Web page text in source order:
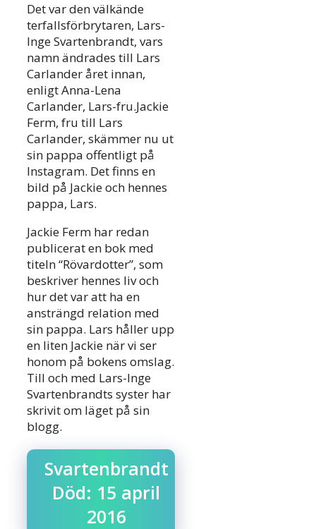
Det var den välkände
terfallsförbrytaren, Lars-
Inge Svartenbrandt, vars
namn ändrades till Lars
Carlander året innan,
enligt Anna-Lena
Carlander, Lars-fru.Jackie
Ferm, fru till Lars
Carlander, skämmer nu ut
sin pappa offentligt på
Instagram. Det finns en
bild på Jackie och hennes
pappa, Lars.
Jackie Ferm har redan
publicerat en bok med
titeln “Rövardotter”, som
beskriver hennes liv och
hur det var att ha en
ansträngd relation med
sin pappa. Lars håller upp
en liten Jackie när vi ser
honom på bokens omslag.
Till och med Lars-Inge
Svartenbrandts syster har
skrivit om läget på sin
blogg.
Svartenbrandt
Död: 15 april
2016